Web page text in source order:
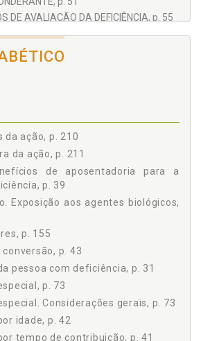
DE AVALIAÇÃO DA DEFICIÊNCIA, p. 55
GRAU DE DEFICIÊNCIA, p. 55
AVALIAÇÃO DA DEFICIÊNCIA, p. 58
BRASILEIRO MODIFICADO
E COMPROVAÇÃO DE EXPOSIÇÃO
AGENTES NOCIVOS, p. 75
DA ATIVIDADE ESPECIAL, p. 79
DA DEFICIÊNCIA, p. 131
p. 131
DA CARÊNCIA, p. 132
DA DEFICIÊNCIA, p. 133
p. 135
Visual, p. 135
Auditiva, p. 139
Física, p. 140
Mental, p. 141
Intelectual, p. 142
p. 143
da ação, p. 210
da ação, p. 211
de aposentadoria para a
p. 39
Exposição aos agentes biológicos,
p. 155
p. 43
pessoa com deficiência, p. 31
p. 73
Considerações gerais, p. 73
idade, p. 42
tempo de contribuição, p. 41